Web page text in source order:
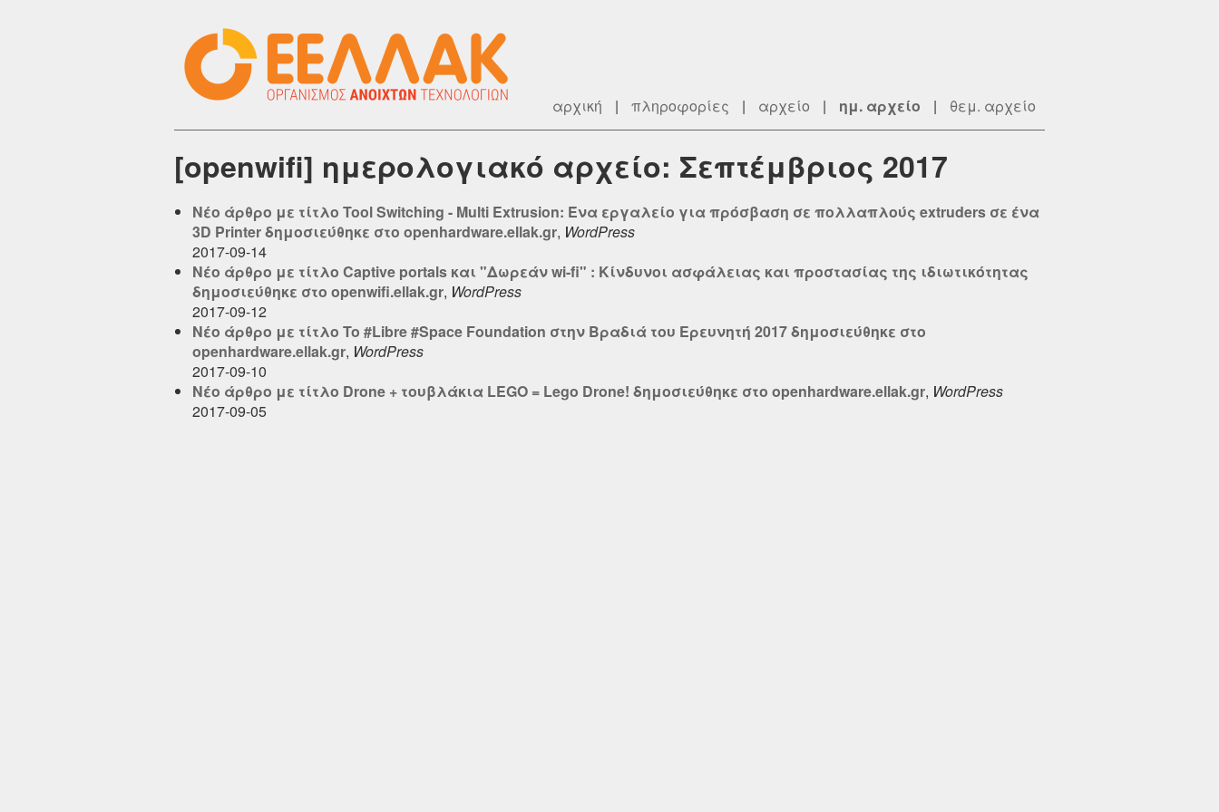
αρχική | πληροφορίες | αρχείο | ημ. αρχείο | θεμ. αρχείο
[openwifi] ημερολογιακό αρχείο: Σεπτέμβριος 2017
Νέο άρθρο με τίτλο Tool Switching - Multi Extrusion: Ένα εργαλείο για πρόσβαση σε πολλαπλούς extruders σε ένα
3D Printer δημοσιεύθηκε στο openhardware.ellak.gr, WordPress
2017-09-14
Νέο άρθρο με τίτλο Captive portals και "Δωρεάν wi-fi" : Κίνδυνοι ασφάλειας και προστασίας της ιδιωτικότητας
δημοσιεύθηκε στο openwifi.ellak.gr, WordPress
2017-09-12
Νέο άρθρο με τίτλο To #Libre #Space Foundation στην Βραδιά του Ερευνητή 2017 δημοσιεύθηκε στο
openhardware.ellak.gr, WordPress
2017-09-10
Νέο άρθρο με τίτλο Drone + τουβλάκια LEGO = Lego Drone! δημοσιεύθηκε στο openhardware.ellak.gr, WordPress
2017-09-05